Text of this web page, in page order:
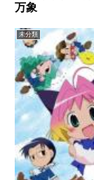
万象
未分類